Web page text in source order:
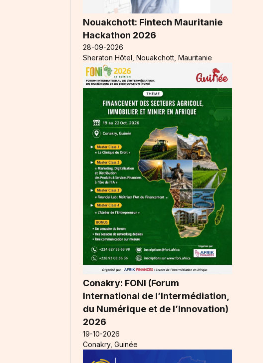
Nouakchott: Fintech Mauritanie
Hackathon 2026
28-09-2026
Sheraton Hôtel, Nouakchott, Mauritanie
Conakry: FONI (Forum
International de l’Intermédiation,
du Numérique et de l’Innovation)
2026
19-10-2026
Conakry, Guinée